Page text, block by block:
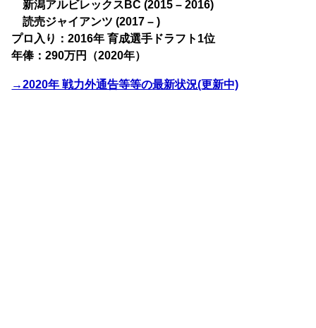
新潟アルビレックスBC (2015 – 2016)
読売ジャイアンツ (2017 – )
プロ入り：2016年 育成選手ドラフト1位
年俸：290万円（2020年）
→2020年 戦力外通告等等の最新状況(更新中)